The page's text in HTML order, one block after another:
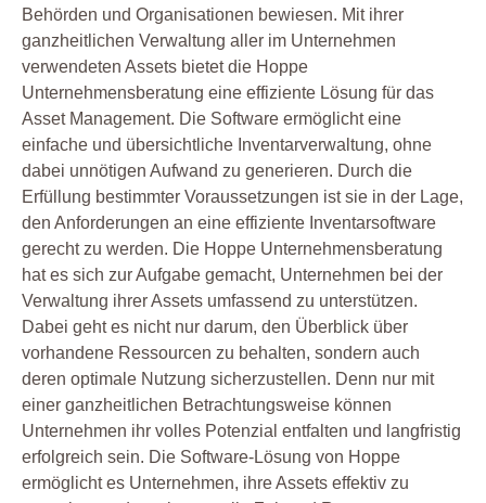
Behörden und Organisationen bewiesen. Mit ihrer
ganzheitlichen Verwaltung aller im Unternehmen
verwendeten Assets bietet die Hoppe
Unternehmensberatung eine effiziente Lösung für das
Asset Management. Die Software ermöglicht eine
einfache und übersichtliche Inventarverwaltung, ohne
dabei unnötigen Aufwand zu generieren. Durch die
Erfüllung bestimmter Voraussetzungen ist sie in der Lage,
den Anforderungen an eine effiziente Inventarsoftware
gerecht zu werden. Die Hoppe Unternehmensberatung
hat es sich zur Aufgabe gemacht, Unternehmen bei der
Verwaltung ihrer Assets umfassend zu unterstützen.
Dabei geht es nicht nur darum, den Überblick über
vorhandene Ressourcen zu behalten, sondern auch
deren optimale Nutzung sicherzustellen. Denn nur mit
einer ganzheitlichen Betrachtungsweise können
Unternehmen ihr volles Potenzial entfalten und langfristig
erfolgreich sein. Die Software-Lösung von Hoppe
ermöglicht es Unternehmen, ihre Assets effektiv zu